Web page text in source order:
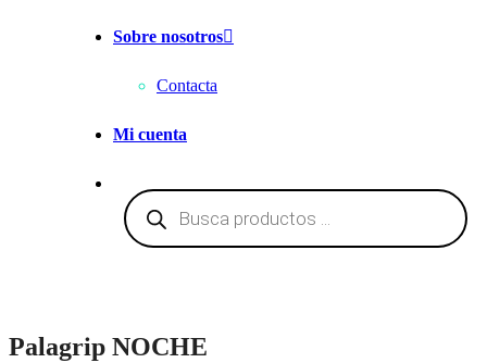
Sobre nosotros
Contacta
Mi cuenta
Búsqueda
de
productos
Palagrip NOCHE